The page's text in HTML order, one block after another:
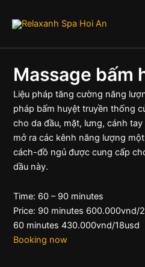
Massage bấm
Liệu pháp tăng cường năng
pháp bấm huyệt truyền thống
cho da đầu, mặt, lưng, cánh
mở ra các kênh năng lượng
cách-đồ ngủ được cung cấp
dầu này.
Time: 60 – 90 minutes
Price: 90 minutes 600.000vnd/
60 minutes 430.000vnd/18usd
Booking now